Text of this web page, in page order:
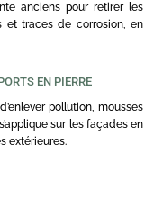
anciens pour retirer les
et traces de corrosion, en
EN PIERRE
pollution, mousses
sur les façades en
extérieures.